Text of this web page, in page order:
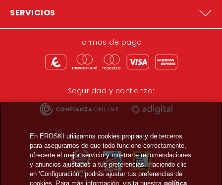
SERVICIOS
Formas de pago:
Seguridad y confianza:
Premios y reconocimientos:
En EROSKI utilizamos cookies propias y de terceros
para asegurarnos de que todo funcione correctamente,
ofrecerte el mejor servicio y mostrarte recomendaciones
y anuncios ajustados a tus preferencias. Haciendo clic
en ‘Configuración’, podrás ajustar tus preferencias de
cookies. Para más información, visita nuestra política